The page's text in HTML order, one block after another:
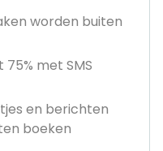
worden buiten
met SMS
en berichten
boeken